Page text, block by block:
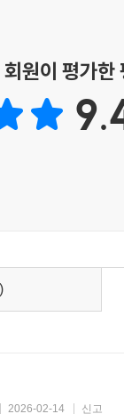
니다.”
멜버른 대학교로
나 있다. 그러던
현대 사회에서 사
회에서는 인터넷
한 여자 친구가
짐작했다. 하지만
을 목격했다는
‘어디선가 봤는
던 은둔 청년의
그런 ‘괴물’의
원이 평가한
2026-02-14 신고